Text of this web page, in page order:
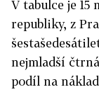
V tabulce je 15
republiky, z
nejmladší
podíl na